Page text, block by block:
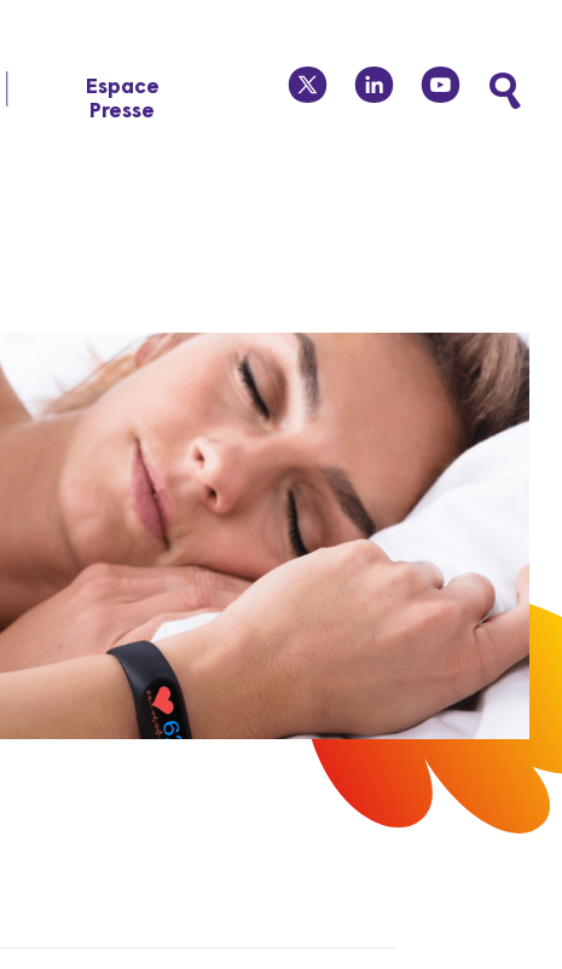
Espace
Presse
twitter linkedin youtube